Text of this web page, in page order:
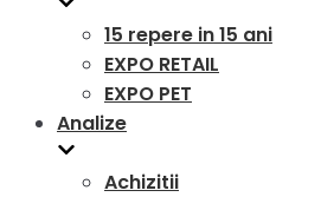
15 repere in 15 ani
EXPO RETAIL
EXPO PET
Analize
Achizitii